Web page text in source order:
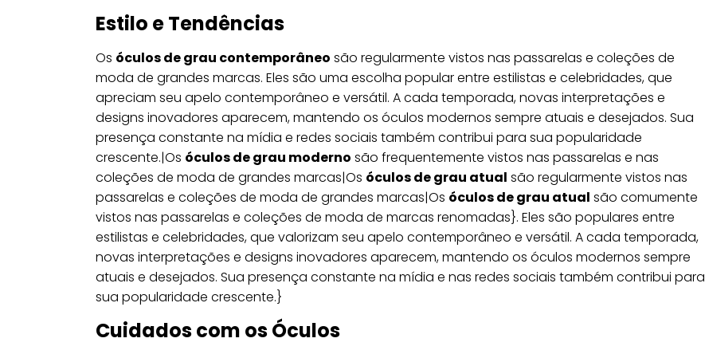
Estilo e Tendências
Os óculos de grau contemporâneo são regularmente vistos nas passarelas e coleções de
moda de grandes marcas. Eles são uma escolha popular entre estilistas e celebridades, que
apreciam seu apelo contemporâneo e versátil. A cada temporada, novas interpretações e
designs inovadores aparecem, mantendo os óculos modernos sempre atuais e desejados. Sua
presença constante na mídia e redes sociais também contribui para sua popularidade
crescente.|Os óculos de grau moderno são frequentemente vistos nas passarelas e nas
coleções de moda de grandes marcas|Os óculos de grau atual são regularmente vistos nas
passarelas e coleções de moda de grandes marcas|Os óculos de grau atual são comumente
vistos nas passarelas e coleções de moda de marcas renomadas}. Eles são populares entre
estilistas e celebridades, que valorizam seu apelo contemporâneo e versátil. A cada temporada,
novas interpretações e designs inovadores aparecem, mantendo os óculos modernos sempre
atuais e desejados. Sua presença constante na mídia e nas redes sociais também contribui para
sua popularidade crescente.}
Cuidados com os Óculos